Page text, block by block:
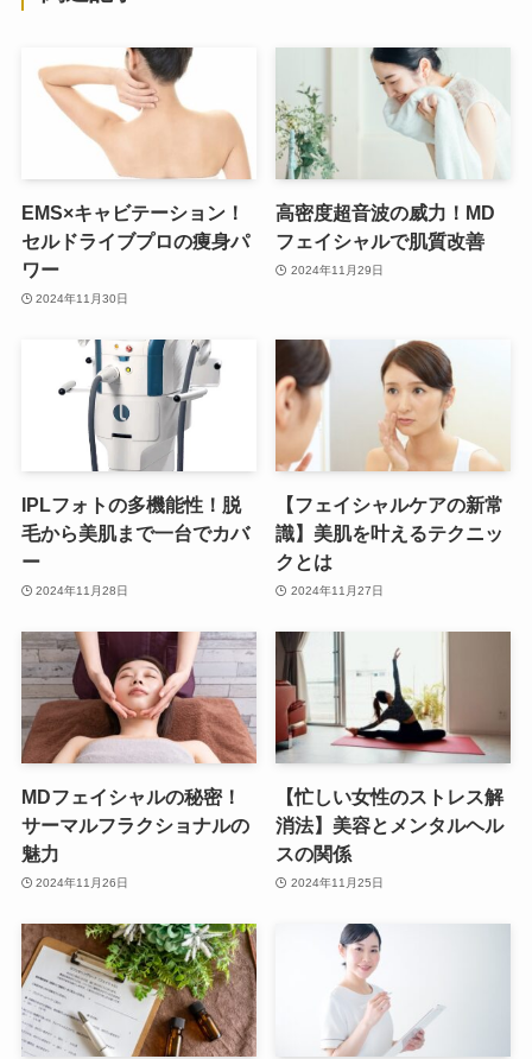
EMS×キャビテーション！
セルドライブプロの痩身パ
ワー
2024年11月30日
高密度超音波の威力！MD
フェイシャルで肌質改善
2024年11月29日
IPLフォトの多機能性！脱
毛から美肌まで一台でカバ
ー
2024年11月28日
【フェイシャルケアの新常
識】美肌を叶えるテクニッ
クとは
2024年11月27日
MDフェイシャルの秘密！
サーマルフラクショナルの
魅力
2024年11月26日
【忙しい女性のストレス解
消法】美容とメンタルヘル
スの関係
2024年11月25日